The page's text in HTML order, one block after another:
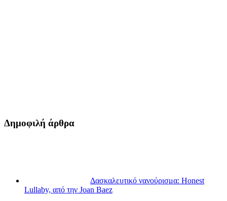
Δημοφιλή άρθρα
Δασκαλευτικό νανούρισμα: Honest
Lullaby, από την Joan Baez